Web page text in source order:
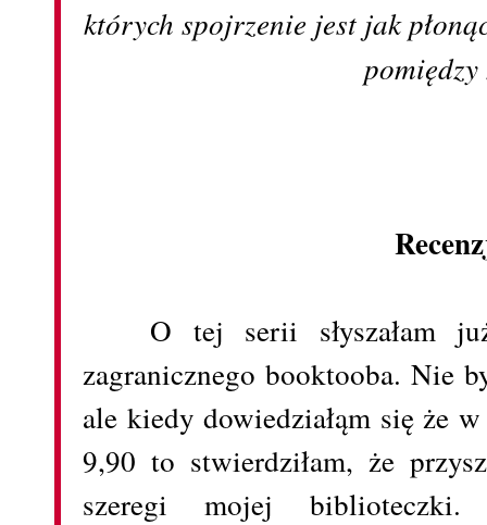
których spojrzenie jest jak
O tej serii słyszałam
zagranicznego booktooba. Nie
ale kiedy dowiedziałąm się że
9,90 to stwierdziłam, że
szeregi mojej